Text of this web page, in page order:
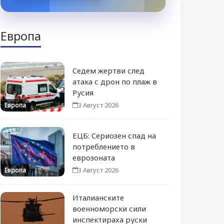
Европа
Европа
Седем жертви след
атака с дрон по плаж в
Русия
3 Август 2026
Европа
ЕЦБ: Сериозен спад на
потреблението в
еврозоната
3 Август 2026
Италианските
военноморски сили
инспектираха руски